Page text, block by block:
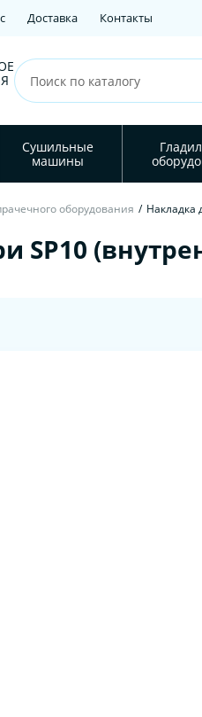
Доставка Контакты
Сушильные
машины
оборудования / Накладка
SP10